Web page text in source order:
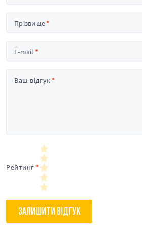
Прізвище
E-mail
Ваш відгук
Рейтинг
ЗАЛИШИТИ ВІДГУК